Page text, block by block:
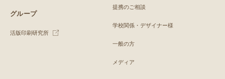
グループ
活版印刷研究所
提携のご相談
学校関係・デザイナー様
一般の方
メディア